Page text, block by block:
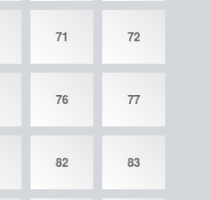
71 72
76 77
82 83